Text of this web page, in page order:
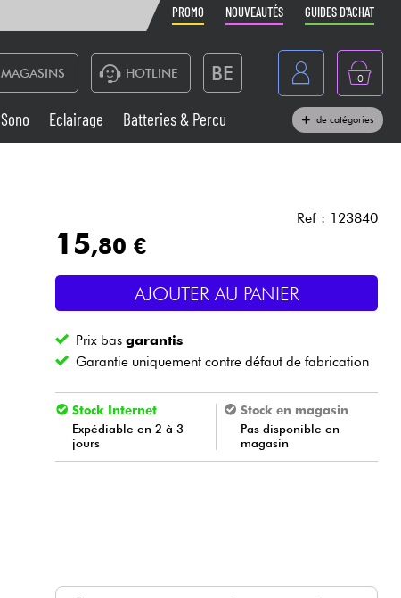
PROMO NOUVEAUTÉS GUIDES D'ACHAT
MAGASINS HOTLINE BE
België
Nederland
0
Sono
Vents
Câbles & Access.
Sono Eclairage Batteries & Percu de catégories
Ref : 123840
15,80 €
AJOUTER AU PANIER
Prix basgarantis
Garantie uniquement contre défaut de fabrication
Stock Internet
Expédiable en 2 à 3
jours
Stock en magasin
Pas disponible en
magasin